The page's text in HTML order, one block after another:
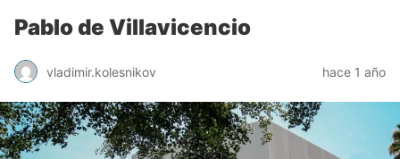
Pablo de Villavicencio
vladimir.kolesnikov hace 1 año